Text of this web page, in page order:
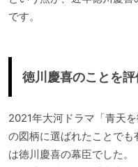
です。
徳川慶喜のことを
2021年大河ドラマ「青天
の図柄に選ばれたことで
は徳川慶喜の幕臣でした。